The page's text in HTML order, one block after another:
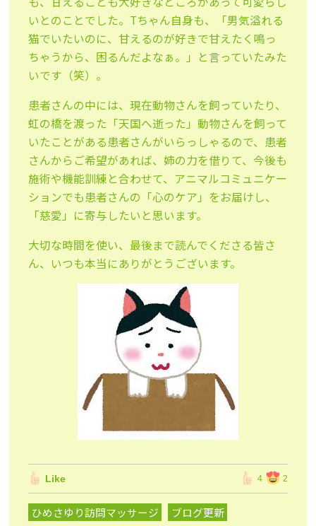
いとのことでした。Tちゃん自身も、「男気溢れる
猫でいたいのに、甘えるのが好きで甘えたく鳴っ
ちゃうから、困るんだよなぁ。」と言っていたみた
いです（笑）。
患者さんの中には、現在動物さんを飼っていたり、
虹の橋を渡った「天国へ逝った」動物さんを飼って
いたことがある患者さんがいらっしゃるので、患者
さんからご希望があれば、姉の力を借りて、今後も
施術や機能訓練と合わせて、アニマルコミュニケー
ションでも患者さんの「心のケア」をお届けし、
「慈愛」に寄与したいと思います。
大切な時間を使い、最後まで読んでくださる皆さ
ん、いつも本当にありがとうございます。
Like 4 2
ひめさゆり訪問マッサージ ブログ更新